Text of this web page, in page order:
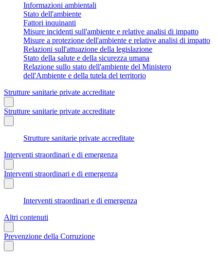
Informazioni ambientali
Stato dell'ambiente
Fattori inquinanti
Misure incidenti sull'ambiente e relative analisi di impatto
Misure a protezione dell'ambiente e relative analisi di impatto
Relazioni sull'attuazione della legislazione
Stato della salute e della sicurezza umana
Relazione sullo stato dell'ambiente del Ministero
dell'Ambiente e della tutela del territorio
Strutture sanitarie private accreditate
Strutture sanitarie private accreditate
Strutture sanitarie private accreditate
Interventi straordinari e di emergenza
Interventi straordinari e di emergenza
Interventi straordinari e di emergenza
Altri contenuti
Prevenzione della Corruzione